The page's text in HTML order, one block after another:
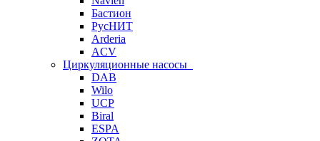
Бастион
РусНИТ
Arderia
ACV
Циркуляционные насосы
DAB
Wilo
UCP
Biral
ESPA